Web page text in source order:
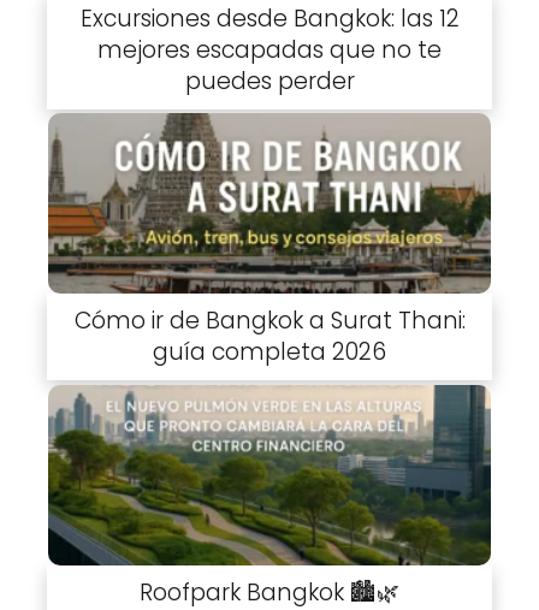
Excursiones desde Bangkok: las 12
mejores escapadas que no te
puedes perder
Cómo ir de Bangkok a Surat Thani:
guía completa 2026
Roofpark Bangkok 🏙️🌿